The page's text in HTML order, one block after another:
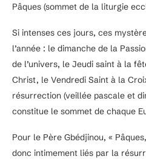
Pâques (sommet de la liturgie
Si intenses ces jours, ces
l’année : le dimanche de la
de l’univers, le Jeudi saint à la
Christ, le Vendredi Saint à la
résurrection (veillée pascale et
constitue le sommet de chaque
Pour le Père Gbédjinou, «
donc intimement liés par la